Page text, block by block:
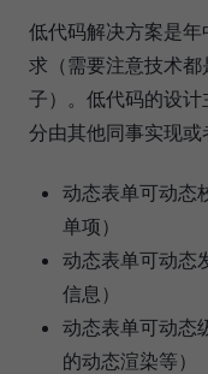
低代码解决方案是
求（需要注意技术
子）。低代码的设
分由其他同事实现或
动态表单可动态
单项）
动态表单可动态
信息）
动态表单可动态
的动态渲染等）